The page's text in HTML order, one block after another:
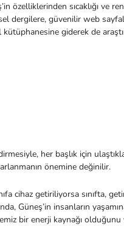
özelliklerinden sıcaklığı ve
dergilere, güvenilir web
giderek de
her başlık için
önemine değinilir.
cihaz getiriliyorsa sınıfta,
Güneş’in insanların
bir enerji kaynağı